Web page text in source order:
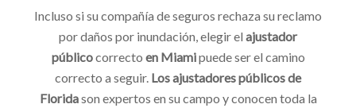
Incluso si su compañía de seguros rechaza su reclamo
por daños por inundación, elegir el ajustador
públicocorrecto en Miamipuede ser el camino
correcto a seguir. Los ajustadores públicos de
Floridason expertos en su campo y conocen toda la